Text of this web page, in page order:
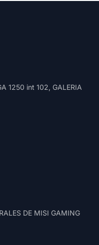
1250 int 102, GALERIA
DE MISI GAMING